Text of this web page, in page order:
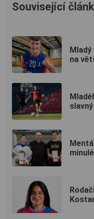
Související
na